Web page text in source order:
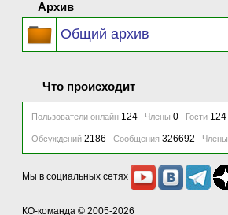
Архив
Общий архив
Что происходит
Пользователи онлайн 124 Члены 0 Гости 124
Обсуждений 2186 Сообщения 326692 Члены
Мы в социальных сетях
КО-команда © 2005-2026